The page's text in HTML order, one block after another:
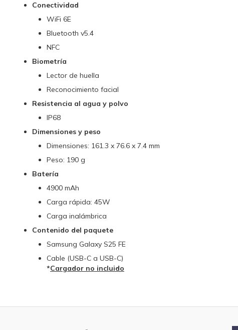
Conectividad
WiFi 6E
Bluetooth v5.4
NFC
Biometría
Lector de huella
Reconocimiento facial
Resistencia al agua y polvo
IP68
Dimensiones y peso
Dimensiones: 161.3 x 76.6 x 7.4 mm
Peso: 190 g
Batería
4900 mAh
Carga rápida: 45W
Carga inalámbrica
Contenido del paquete
Samsung Galaxy S25 FE
Cable (USB-C a USB-C)
*Cargador no incluido